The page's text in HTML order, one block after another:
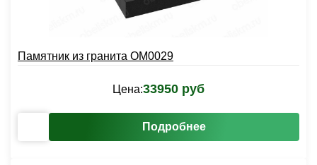
Памятник из гранита OM0029
Цена:33950 руб
Подробнее